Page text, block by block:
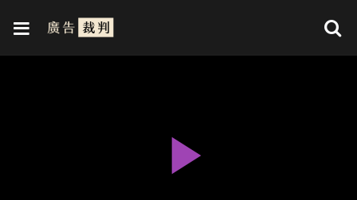
Play